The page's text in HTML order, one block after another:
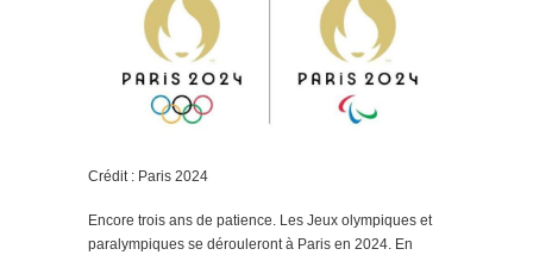
Crédit : Paris 2024
Encore trois ans de patience. Les Jeux olympiques et
paralympiques se dérouleront à Paris en 2024. En